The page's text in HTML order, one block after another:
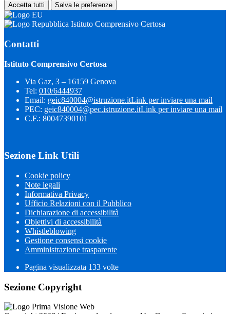
Accetta tutti Salva le preferenze
Istituto Comprensivo Certosa
Contatti
Istituto Comprensivo Certosa
Via Gaz, 3 – 16159 Genova
Tel: 010/6444937
Email: geic840004@istruzione.itLink per inviare una mail
PEC: geic840004@pec.istruzione.itLink per inviare una mail
C.F.: 80047390101
Sezione Link Utili
Cookie policy
Note legali
Informativa Privacy
Ufficio Relazioni con il Pubblico
Dichiarazione di accessibilità
Obiettivi di accessibilità
Whistleblowing
Gestione consensi cookie
Amministrazione trasparente
Pagina visualizzata 133 volte
Sezione Copyright